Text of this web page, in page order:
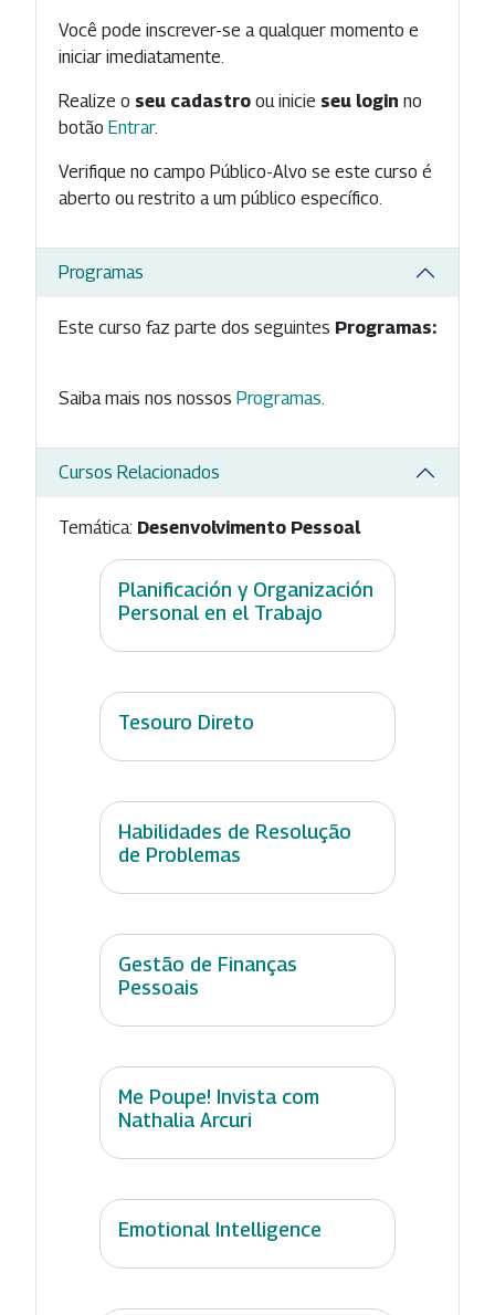
Você pode inscrever-se a qualquer momento e
iniciar imediatamente.
Realize o seu cadastro ou inicie seu login no
botão Entrar.
Verifique no campo Público-Alvo se este curso é
aberto ou restrito a um público específico.
Programas
Este curso faz parte dos seguintes Programas:
Saiba mais nos nossos Programas
Cursos Relacionados
Temática: Desenvolvimento Pessoal
Planificación y Organización
Personal en el Trabajo
Tesouro Direto
Habilidades de Resolução
de Problemas
Gestão de Finanças
Pessoais
Me Poupe! Invista com
Nathalia Arcuri
Emotional Intelligence